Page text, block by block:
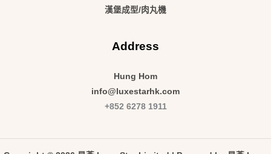
漢堡成型/肉丸機
Address
Hung Hom
info@luxestarhk.com
+852 6278 1911